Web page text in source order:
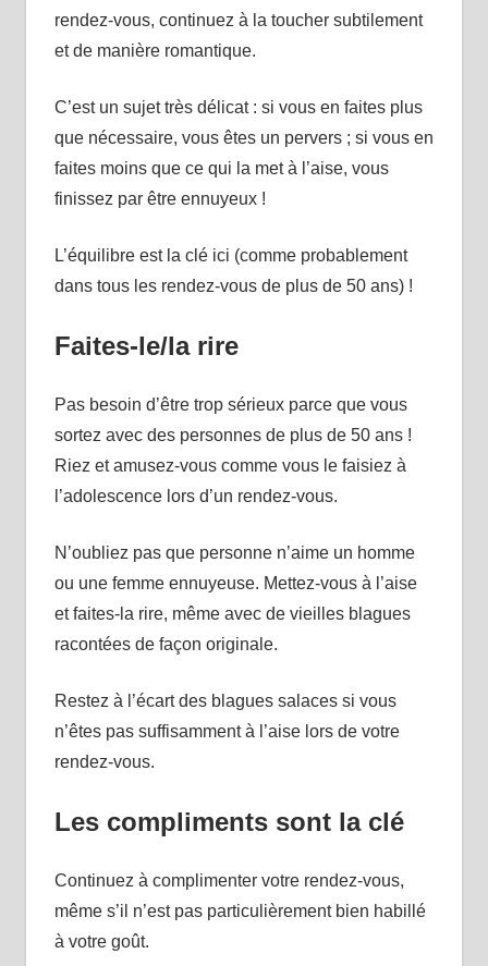
rendez-vous, continuez à la toucher subtilement
et de manière romantique.
C’est un sujet très délicat : si vous en faites plus
que nécessaire, vous êtes un pervers ; si vous en
faites moins que ce qui la met à l’aise, vous
finissez par être ennuyeux !
L’équilibre est la clé ici (comme probablement
dans tous les rendez-vous de plus de 50 ans) !
Faites-le/la rire
Pas besoin d’être trop sérieux parce que vous
sortez avec des personnes de plus de 50 ans !
Riez et amusez-vous comme vous le faisiez à
l’adolescence lors d’un rendez-vous.
N’oubliez pas que personne n’aime un homme
ou une femme ennuyeuse. Mettez-vous à l’aise
et faites-la rire, même avec de vieilles blagues
racontées de façon originale.
Restez à l’écart des blagues salaces si vous
n’êtes pas suffisamment à l’aise lors de votre
rendez-vous.
Les compliments sont la clé
Continuez à complimenter votre rendez-vous,
même s’il n’est pas particulièrement bien habillé
à votre goût.